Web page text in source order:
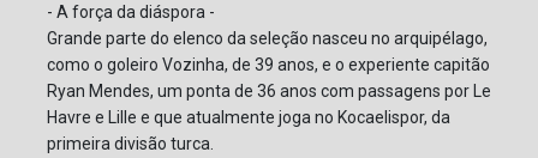
- A força da diáspora -
Grande parte do elenco da seleção nasceu no arquipélago,
como o goleiro Vozinha, de 39 anos, e o experiente capitão
Ryan Mendes, um ponta de 36 anos com passagens por Le
Havre e Lille e que atualmente joga no Kocaelispor, da
primeira divisão turca.